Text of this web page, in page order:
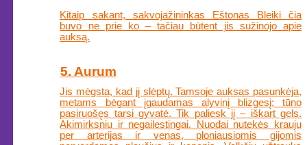
Kitaip sakant, sakvojažininkas Eštonas Bleiki čia
buvo ne prie ko – tačiau būtent jis sužinojo apie
auksą.
5. Aurum
Jis mėgsta, kad jį slėptų. Tamsoje auksas pasunkėja,
metams bėgant įgaudamas alyvinį blizgesį; tūno
pasiruošęs tarsi gyvatė. Tik paliesk jį – iškart gels.
Akimirksniu ir negailestingai. Nuodai nutekės krauju
per arterijas ir venas, ploniausiomis gijomis